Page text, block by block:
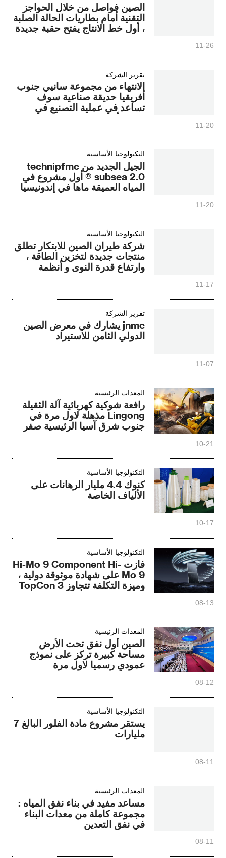
الصين فواصل من خلال الحواجز
التقنية أمام بطاريات الحالة الصلبة
، أول خط الانتاج يفتح حقبة جديدة
11-26
تقرير الشركة
الانتهاء من مجموعة سانيي جنوب
أفريقيا حديقة صناعية سوف
تساعد في عملية التصنيع في
11-20
التكنولوجيا الأساسية
الجيل الجديد من technipfmc
subsea 2.0 ® أول مشروع في
المياه العميقة ماها في إندونيسيا
11-20
التكنولوجيا الأساسية
شركة طيران الصين للابتكار تطلق
منتجات جديدة لتخزين الطاقة ،
وارتفاع قدرة النوى و أنظمة
11-17
تقرير الشركة
jnmc يشارك في معرض الصين
الدولي الثامن للاستيراد
11-07
المعدات الرئيسية
رافعة شوكية كهربائية آلة الثقيلة
Lingong مذهلة لاول مرة في
جنوب شرق آسيا الرئيسية صفر
10-21
التكنولوجيا الأساسية
كنوك 4.4 مليار الرهانات على
الألياف الخاصة
10-17
التكنولوجيا الأساسية
فازت Hi-Mo 9 Component Hi-
Mo 9 على شهادة موثوقة دولية ،
وميزة التكلفة تتجاوز TopCon 3
08-13
المعدات الرئيسية
الصين أول نفق تحت الأرض
مساحة كبيرة تركز على نموذج
عمودي رسميا لاول مرة
08-12
التكنولوجيا الأساسية
يستقر مشروع مادة الفلور البالغ 7
مليارات
08-11
المعدات الرئيسية
مساعد مفيد في بناء نفق المياه :
مجموعة كاملة من معدات البناء
في نفق التعدين
08-11